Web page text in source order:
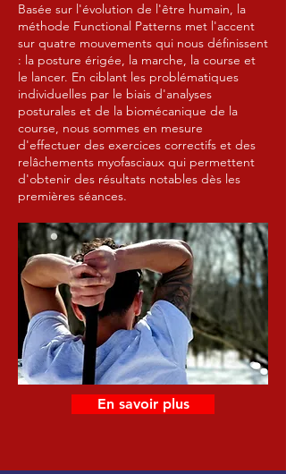
Basée sur l'évolution de l'être humain, la
méthode Functional Patterns met l'accent
sur quatre mouvements qui nous définissent
: la posture érigée, la marche, la course et
le lancer. En ciblant les problématiques
individuelles par le biais d'analyses
posturales et de la biomécanique de la
course, nous sommes en mesure
d'effectuer des exercices correctifs et des
relâchements myofasciaux qui permettent
d'obtenir des résultats notables dès les
premières séances.
En savoir plus